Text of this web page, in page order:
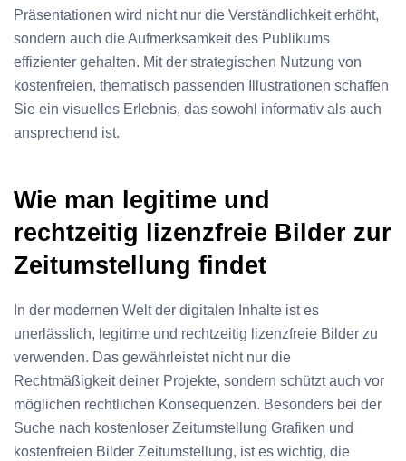
Präsentationen wird nicht nur die Verständlichkeit erhöht,
sondern auch die Aufmerksamkeit des Publikums
effizienter gehalten. Mit der strategischen Nutzung von
kostenfreien, thematisch passenden Illustrationen schaffen
Sie ein visuelles Erlebnis, das sowohl informativ als auch
ansprechend ist.
Wie man legitime und
rechtzeitig lizenzfreie Bilder zur
Zeitumstellung findet
In der modernen Welt der digitalen Inhalte ist es
unerlässlich, legitime und rechtzeitig lizenzfreie Bilder zu
verwenden. Das gewährleistet nicht nur die
Rechtmäßigkeit deiner Projekte, sondern schützt auch vor
möglichen rechtlichen Konsequenzen. Besonders bei der
Suche nach kostenloser Zeitumstellung Grafiken und
kostenfreien Bilder Zeitumstellung, ist es wichtig, die